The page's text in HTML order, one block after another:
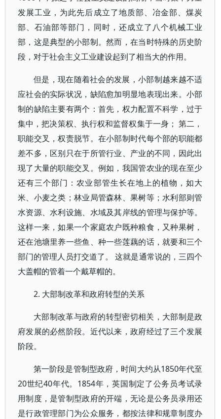
发展工业，为此先后成立了地质部、冶金部、煤炭
部、石油部等部门，同时，还成立了八个机械工业
部，这是典型的小部制。然而，在当时特殊的历史阶
段，对于社会主义工业建设起到了相当大的作用。
但是，现在随着社会的发展，小部制越来越不适
应社会的实际状况，缺陷愈加明显地表现出来。小部
制的缺陷主要有两个：首先，权力配置不科学，过于
集中，把决策权、执行权和监督权集于一身； 第二，
职能交叉，权责脱节。在小部制时代每个部的职能都
差不多，区别只在于所管行业、产业的不同，因此出
现了大量的职能交叉。例如，我国管农业的现在至少
还有三个部门：农业部管生长在地上的植物，如大
米、小麦之类；林业局管森林、果树等；水利部则管
水资源、水利设施、水域及其岸线的管理与保护等。
这样一来，如果一个家庭农户既种粮食，又种果树，
还在池塘里养一些鱼、种一些莲藕的话，就要和三个
部门的管理人员打交道了。 这就是通常说的，三四个
大盖帽的管着一个戴草帽的。
2. 大部制改革和政府转型的关系
大部制改革与政府的转型密切相关，大部制是政
府发展的必然阶段。近代以来，政府经过了三个发展
阶段。
第一阶段是管制型政府，时间大约从1850年代至
20世纪40年代。1854年，英国制定了公务员考试录
用制度，是管制型政府的开端，无论是公务员录用还
是行政管理部门为公众服务，都按法律和规章制度办